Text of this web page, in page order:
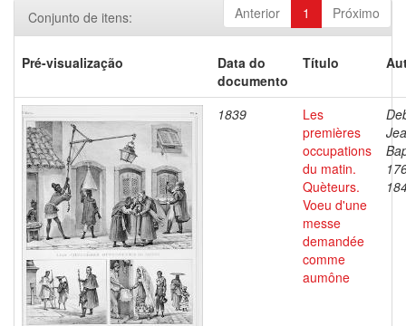
Anterior 1 Próximo
Conjunto de itens:
Pré-visualização
Data do
documento
Título
1839
Les
premières
occupations
du matin.
Quèteurs.
Voeu d'une
messe
demandée
comme
aumône